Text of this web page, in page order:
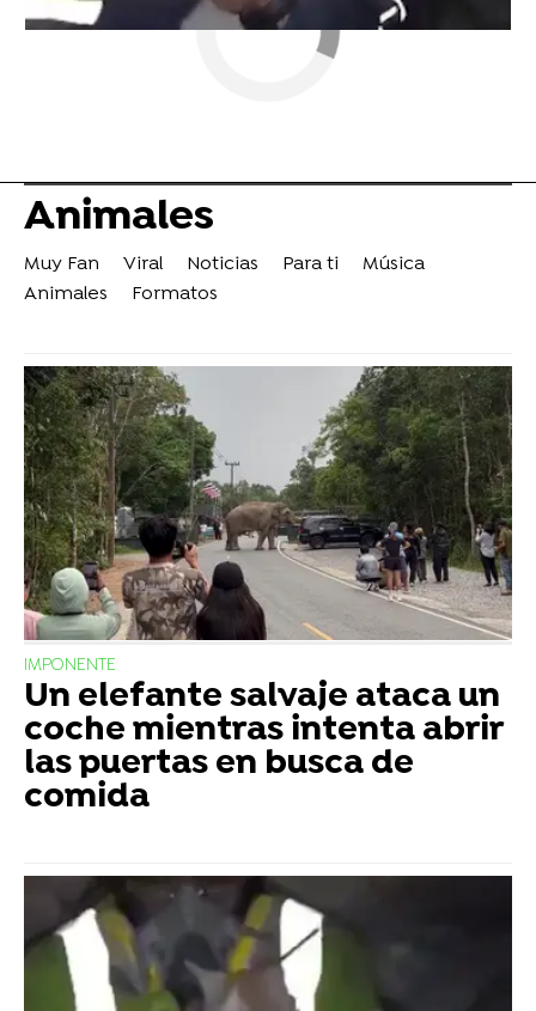
Animales
Muy Fan Viral Noticias Para ti
Música
Animales
Formatos
IMPONENTE
Un elefante salvaje ataca un
coche mientras intenta abrir
las puertas en busca de
comida